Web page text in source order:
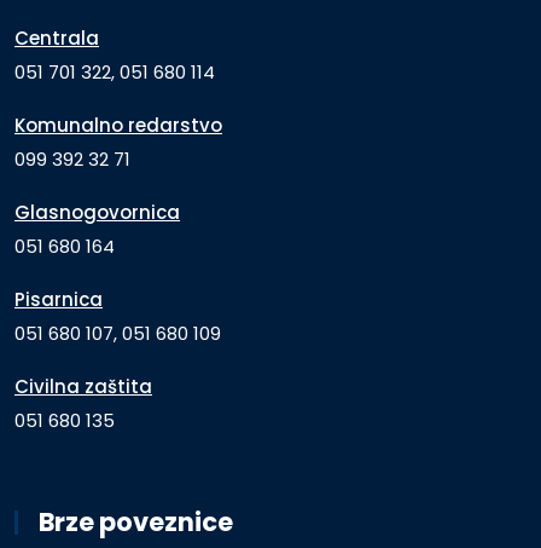
Centrala
051 701 322, 051 680 114
Komunalno redarstvo
099 392 32 71
Glasnogovornica
051 680 164
Pisarnica
051 680 107, 051 680 109
Civilna zaštita
051 680 135
Brze poveznice